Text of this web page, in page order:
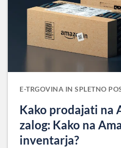
E-TRGOVINA IN SPLETNO
Kako prodajati na
zalog: Kako na
inventarja?